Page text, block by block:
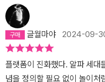
(PCS)’은 콘텐츠가 사람들의
누가, 어떤 의견을 말하는지 경
이때 모은 인사이트는 다시 콘
6단계 프레임워크는 상호보완
은 콘텐츠를 만들 수 있도록
든다면 팔로워가 없어도, 따로
글월마야 2024-09-
플랫폼이 진화했다. 알파 세대
념을 정의할 필요 없이 놀이처